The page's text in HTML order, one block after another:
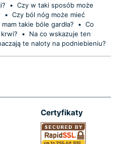
• Czy w taki sposób może
• Czy ból nóg może mieć
takie bóle gardła? • Co
•
Na co wskazuje ten
te naloty na podniebieniu?
Certyfikaty